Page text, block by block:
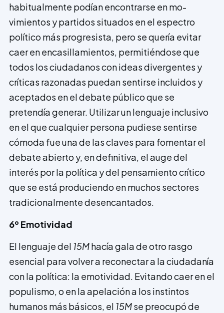
habi­tualmente podían encontrarse en mo­
vimientos y partidos situados en el espectro
político más progresista, pero se quería evitar
caer en encasillamientos, permitiéndose que
todos los ciudadanos con ideas divergentes y
críticas razonadas puedan sentirse incluidos y
aceptados en el debate público que se
pretendía generar. Utilizar un lenguaje inclusivo
en el que cualquier persona pudiese sentirse
cómoda fue una de las claves para fomentar el
debate abier­to y, en definitiva, el auge del
interés por la política y del pensamiento crítico
que se está produciendo en muchos sectores
tradicionalmente desencantados.
6º Emotividad
El lenguaje del 15Mhacía gala de otro rasgo
esencial para volver a reconectar a la ciudadanía
con la política: la emoti­vidad. Evitando caer en el
populismo, o en la apelación a los instintos
humanos más básicos, el 15Mse preocupó de